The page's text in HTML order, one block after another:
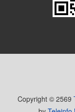
Copyright © 2569